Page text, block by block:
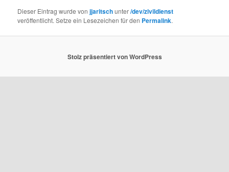
Dieser Eintrag wurde vonjjaritschunter/dev/zivildienst
veröffentlicht. Setze ein Lesezeichen für den Permalink.
Stolz präsentiert von WordPress